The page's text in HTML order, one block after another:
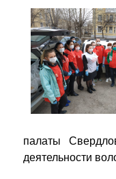
палаты
деятельности